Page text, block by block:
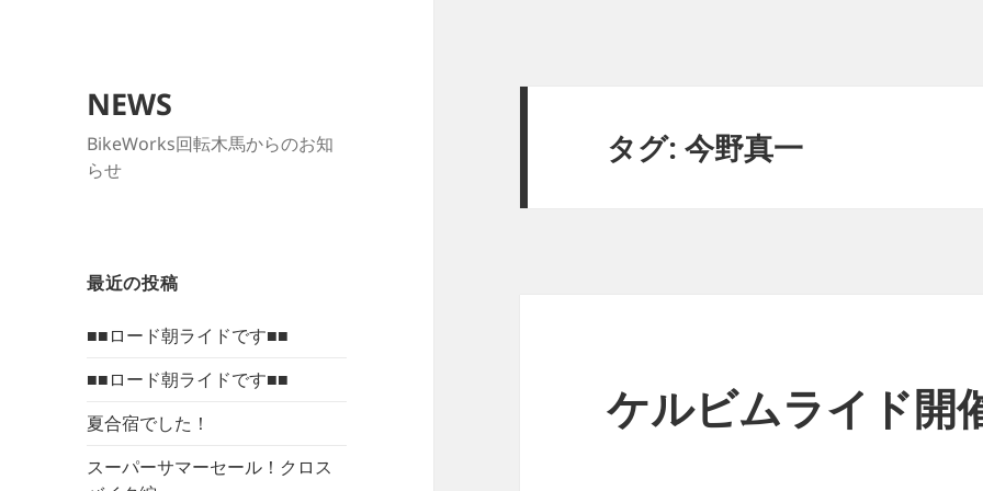
NEWS
BikeWorks回転木馬からのお知
らせ
最近の投稿
■■ロード朝ライドです■■
■■ロード朝ライドです■■
夏合宿でした！
スーパーサマーセール！クロス
タグ:今野真一
ケルビムライド開